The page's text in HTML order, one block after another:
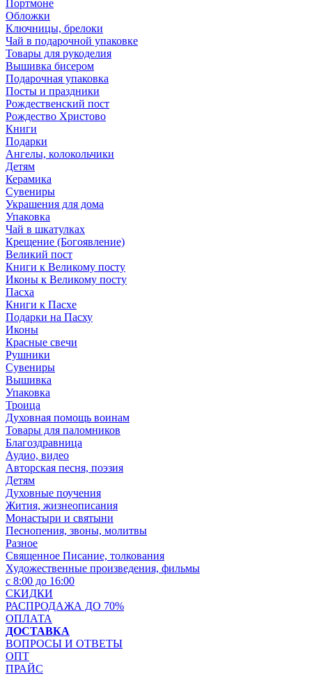
Портмоне
Обложки
Ключницы, брелоки
Чай в подарочной упаковке
Товары для рукоделия
Вышивка бисером
Подарочная упаковка
Посты и праздники
Рождественский пост
Рождество Христово
Книги
Подарки
Ангелы, колокольчики
Детям
Керамика
Сувениры
Украшения для дома
Упаковка
Чай в шкатулках
Крещение (Богоявление)
Великий пост
Книги к Великому посту
Иконы к Великому посту
Пасха
Книги к Пасхе
Подарки на Пасху
Иконы
Красные свечи
Рушники
Сувениры
Вышивка
Упаковка
Троица
Духовная помощь воинам
Товары для паломников
Благоздравница
Аудио, видео
Авторская песня, поэзия
Детям
Духовные поучения
Жития, жизнеописания
Монастыри и святыни
Песнопения, звоны, молитвы
Разное
Священное Писание, толкования
Художественные произведения, фильмы
с 8:00 до 16:00
СКИДКИ
РАСПРОДАЖА ДО 70%
ОПЛАТА
ДОСТАВКА
ВОПРОСЫ И ОТВЕТЫ
ОПТ
ПРАЙС